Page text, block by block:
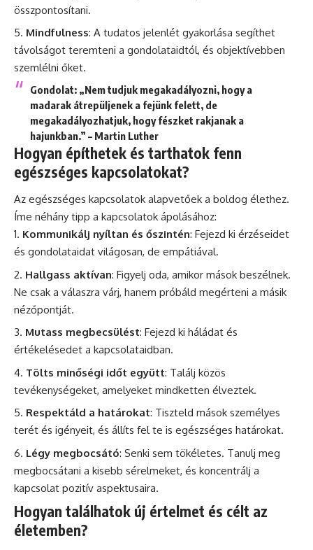
összpontosítani.
Mindfulness: A tudatos jelenlét gyakorlása segíthet
távolságot teremteni a gondolataidtól, és objektívebben
szemlélni őket.
Gondolat: „Nem tudjuk megakadályozni, hogy a
madarak átrepüljenek a fejünk felett, de
megakadályozhatjuk, hogy fészket rakjanak a
hajunkban.” – Martin Luther
Hogyan építhetek és tarthatok fenn
egészséges kapcsolatokat?
Az egészséges kapcsolatok alapvetőek a boldog élethez.
Íme néhány tipp a kapcsolatok ápolásához:
Kommunikálj nyíltan és őszintén: Fejezd ki érzéseidet
és gondolataidat világosan, de empátiával.
Hallgass aktívan: Figyelj oda, amikor mások beszélnek.
Ne csak a válaszra várj, hanem próbáld megérteni a másik
nézőpontját.
Mutass megbecsülést: Fejezd ki háládat és
értékelésedet a kapcsolataidban.
Tölts minőségi időt együtt: Találj közös
tevékenységeket, amelyeket mindketten élveztek.
Respektáld a határokat: Tiszteld mások személyes
terét és igényeit, és állíts fel te is egészséges határokat.
Légy megbocsátó: Senki sem tökéletes. Tanulj meg
megbocsátani a kisebb sérelmeket, és koncentrálj a
kapcsolat pozitív aspektusaira.
Hogyan találhatok új értelmet és célt az
életemben?